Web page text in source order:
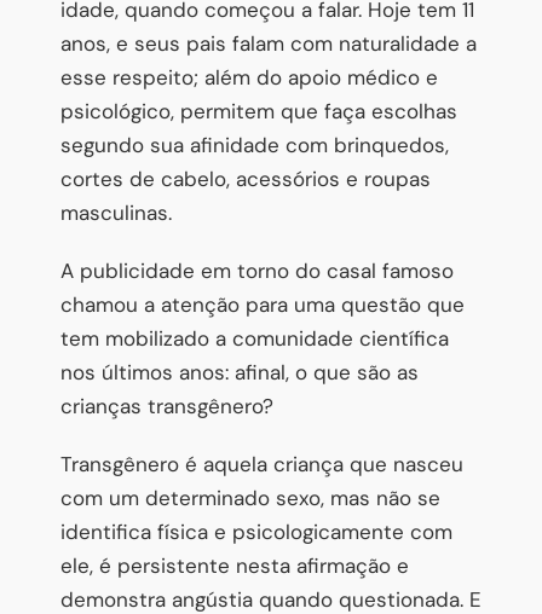
idade, quando começou a falar. Hoje tem 11
anos, e seus pais falam com naturalidade a
esse respeito; além do apoio médico e
psicológico, permitem que faça escolhas
segundo sua afinidade com brinquedos,
cortes de cabelo, acessórios e roupas
masculinas.
A publicidade em torno do casal famoso
chamou a atenção para uma questão que
tem mobilizado a comunidade científica
nos últimos anos: afinal, o que são as
crianças transgênero?
Transgênero é aquela criança que nasceu
com um determinado sexo, mas não se
identifica física e psicologicamente com
ele, é persistente nesta afirmação e
demonstra angústia quando questionada. E